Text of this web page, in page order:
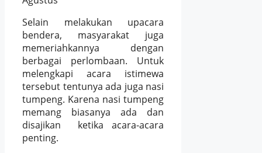
Selain melakukan upacara
bendera, masyarakat juga
memeriahkannya dengan
berbagai perlombaan. Untuk
melengkapi acara istimewa
tersebut tentunya ada juga nasi
tumpeng. Karena nasi tumpeng
memang biasanya ada dan
disajikan ketika acara-acara
penting.